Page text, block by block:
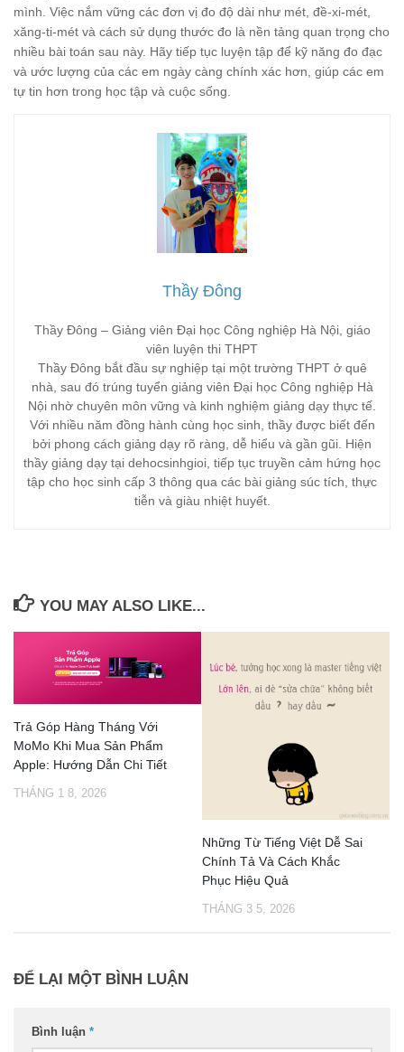
mình. Việc nắm vững các đơn vị đo độ dài như mét, đề-xi-mét,
xăng-ti-mét và cách sử dụng thước đo là nền tảng quan trọng cho
nhiều bài toán sau này. Hãy tiếp tục luyện tập để kỹ năng đo đạc
và ước lượng của các em ngày càng chính xác hơn, giúp các em
tự tin hơn trong học tập và cuộc sống.
Thầy Đông
Thầy Đông – Giảng viên Đại học Công nghiệp Hà Nội, giáo
viên luyện thi THPT
Thầy Đông bắt đầu sự nghiệp tại một trường THPT ở quê
nhà, sau đó trúng tuyển giảng viên Đại học Công nghiệp Hà
Nội nhờ chuyên môn vững và kinh nghiệm giảng dạy thực tế.
Với nhiều năm đồng hành cùng học sinh, thầy được biết đến
bởi phong cách giảng dạy rõ ràng, dễ hiểu và gần gũi. Hiện
thầy giảng dạy tại dehocsinhgioi, tiếp tục truyền cảm hứng học
tập cho học sinh cấp 3 thông qua các bài giảng súc tích, thực
tiễn và giàu nhiệt huyết.
YOU MAY ALSO LIKE...
Trả Góp Hàng Tháng Với
MoMo Khi Mua Sản Phẩm
Apple: Hướng Dẫn Chi Tiết
THÁNG 1 8, 2026
Những Từ Tiếng Việt Dễ Sai
Chính Tả Và Cách Khắc
Phục Hiệu Quả
THÁNG 3 5, 2026
ĐỂ LẠI MỘT BÌNH LUẬN
Bình luận *